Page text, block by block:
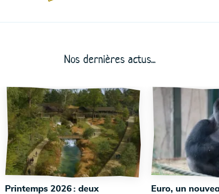
Nos dernières actus...
Printemps 2026 : deux
Euro, un